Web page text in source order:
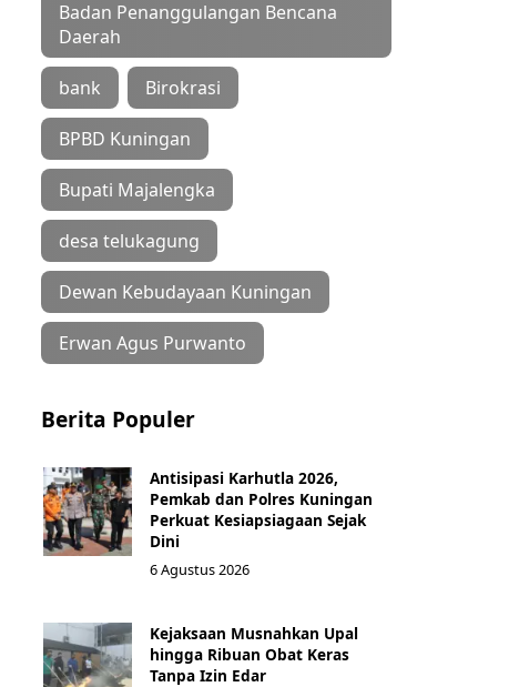
Badan Penanggulangan Bencana
Daerah
bank Birokrasi
BPBD Kuningan
Bupati Majalengka
desa telukagung
Dewan Kebudayaan Kuningan
Erwan Agus Purwanto
Berita Populer
Antisipasi Karhutla 2026,
Pemkab dan Polres Kuningan
Perkuat Kesiapsiagaan Sejak
Dini
6 Agustus 2026
Kejaksaan Musnahkan Upal
hingga Ribuan Obat Keras
Tanpa Izin Edar